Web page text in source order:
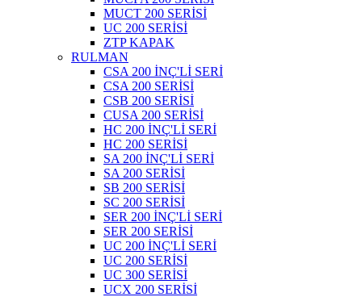
MUCT 200 SERİSİ
UC 200 SERİSİ
ZTP KAPAK
RULMAN
CSA 200 İNÇ'Lİ SERİ
CSA 200 SERİSİ
CSB 200 SERİSİ
CUSA 200 SERİSİ
HC 200 İNÇ'Lİ SERİ
HC 200 SERİSİ
SA 200 İNÇ'Lİ SERİ
SA 200 SERİSİ
SB 200 SERİSİ
SC 200 SERİSİ
SER 200 İNÇ'Lİ SERİ
SER 200 SERİSİ
UC 200 İNÇ'Lİ SERİ
UC 200 SERİSİ
UC 300 SERİSİ
UCX 200 SERİSİ